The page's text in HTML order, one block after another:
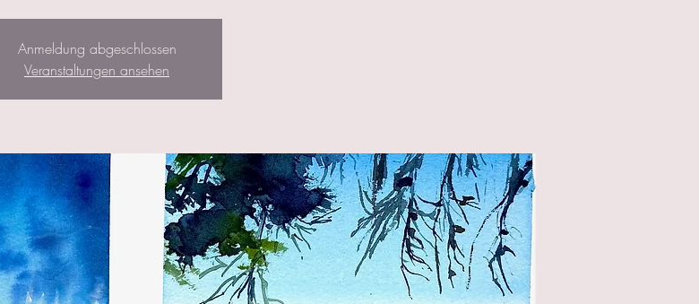
Anmeldung abgeschlossen
Veranstaltungen ansehen